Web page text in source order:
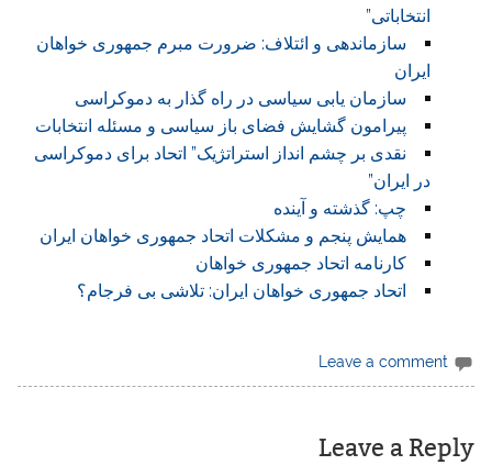
انتخاباتی”
سازماندهی و ائتلاف: ضرورت مبرم جمهوری خواهان
ایران
سازمان یابی سیاسی در راه گذار به دموکراسی
پیرامون گشایش فضای باز سیاسی و مسئله انتخابات
نقدی بر چشم انداز استراتژیک” اتحاد برای دموکراسی
در ایران”
چپ: گذشته و آینده
همایش پنجم و مشکلات اتحاد جمهوری خواهان ایران
کارنامه اتحاد جمهوری خواهان
اتحاد جمهوری خواهان ایران: تلاشی بی فرجام؟
Leave a comment
Leave a Reply